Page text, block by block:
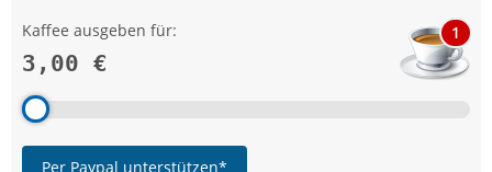
Kaffee ausgeben für:
3,00 €
1
Per Paypal unterstützen*